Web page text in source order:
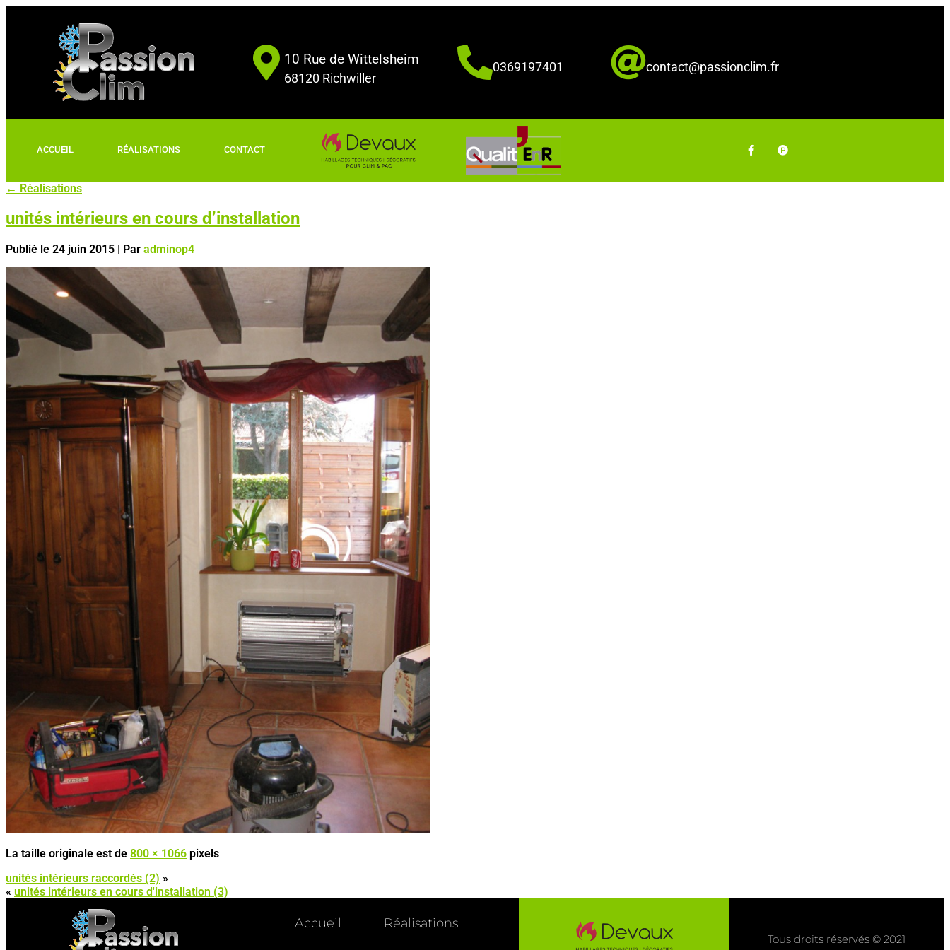
10 Rue de Wittelsheim
68120 Richwiller
0369197401 contact@passionclim.fr
ACCUEIL RÉALISATIONS CONTACT
← Réalisations
unités intérieurs en cours d’installation
Publié le 24 juin 2015 Par adminop4
La taille originale est de 800 × 1066 pixels
unités intérieurs raccordés (2) »
« unités intérieurs en cours d'installation (3)
Accueil Réalisations
Tous droits réservés © 2021